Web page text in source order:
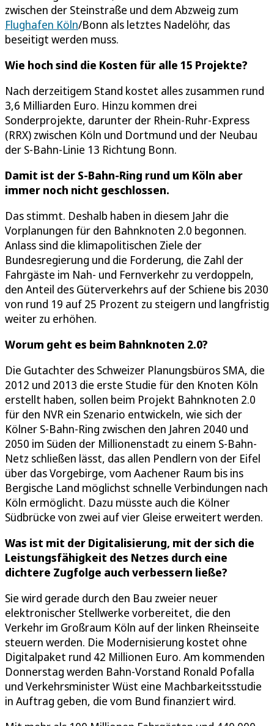
zwischen der Steinstraße und dem Abzweig zum
Flughafen Köln/Bonn als letztes Nadelöhr, das
beseitigt werden muss.
Wie hoch sind die Kosten für alle 15 Projekte?
Nach derzeitigem Stand kostet alles zusammen rund
3,6 Milliarden Euro. Hinzu kommen drei
Sonderprojekte, darunter der Rhein-Ruhr-Express
(RRX) zwischen Köln und Dortmund und der Neubau
der S-Bahn-Linie 13 Richtung Bonn.
Damit ist der S-Bahn-Ring rund um Köln aber
immer noch nicht geschlossen.
Das stimmt. Deshalb haben in diesem Jahr die
Vorplanungen für den Bahnknoten 2.0 begonnen.
Anlass sind die klimapolitischen Ziele der
Bundesregierung und die Forderung, die Zahl der
Fahrgäste im Nah- und Fernverkehr zu verdoppeln,
den Anteil des Güterverkehrs auf der Schiene bis 2030
von rund 19 auf 25 Prozent zu steigern und langfristig
weiter zu erhöhen.
Worum geht es beim Bahnknoten 2.0?
Die Gutachter des Schweizer Planungsbüros SMA, die
2012 und 2013 die erste Studie für den Knoten Köln
erstellt haben, sollen beim Projekt Bahnknoten 2.0
für den NVR ein Szenario entwickeln, wie sich der
Kölner S-Bahn-Ring zwischen den Jahren 2040 und
2050 im Süden der Millionenstadt zu einem S-Bahn-
Netz schließen lässt, das allen Pendlern von der Eifel
über das Vorgebirge, vom Aachener Raum bis ins
Bergische Land möglichst schnelle Verbindungen nach
Köln ermöglicht. Dazu müsste auch die Kölner
Südbrücke von zwei auf vier Gleise erweitert werden.
Was ist mit der Digitalisierung, mit der sich die
Leistungsfähigkeit des Netzes durch eine
dichtere Zugfolge auch verbessern ließe?
Sie wird gerade durch den Bau zweier neuer
elektronischer Stellwerke vorbereitet, die den
Verkehr im Großraum Köln auf der linken Rheinseite
steuern werden. Die Modernisierung kostet ohne
Digitalpaket rund 42 Millionen Euro. Am kommenden
Donnerstag werden Bahn-Vorstand Ronald Pofalla
und Verkehrsminister Wüst eine Machbarkeitsstudie
in Auftrag geben, die vom Bund finanziert wird.